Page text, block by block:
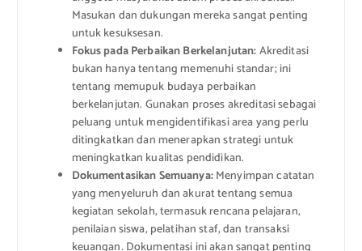
Masukan dan dukungan mereka sangat penting
untuk kesuksesan.
Fokus pada Perbaikan Berkelanjutan:Akreditasi
bukan hanya tentang memenuhi standar; ini
tentang memupuk budaya perbaikan
berkelanjutan. Gunakan proses akreditasi sebagai
peluang untuk mengidentifikasi area yang perlu
ditingkatkan dan menerapkan strategi untuk
meningkatkan kualitas pendidikan.
Dokumentasikan Semuanya:Menyimpan catatan
yang menyeluruh dan akurat tentang semua
kegiatan sekolah, termasuk rencana pelajaran,
penilaian siswa, pelatihan staf, dan transaksi
keuangan. Dokumentasi ini akan sangat penting